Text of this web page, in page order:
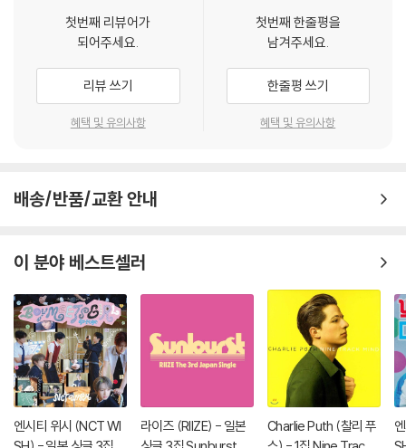
첫번째 리뷰어가
되어주세요.
리뷰 쓰기
혜택 및 유의사항
첫번째 한줄평을
남겨주세요.
한줄평 쓰기
혜택 및 유의사항
배송/반품/교환 안내
이 분야 베스트셀러
엔시티 위시 (NCT WI
라이즈 (RIIZE) - 일본
Charlie Puth (찰리 푸